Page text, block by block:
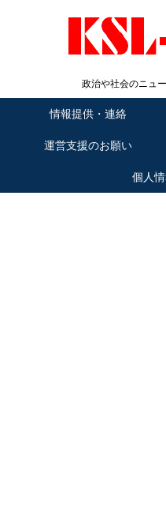
政治や社会のニュ
情報提供・連絡
運営支援のお願い
個人